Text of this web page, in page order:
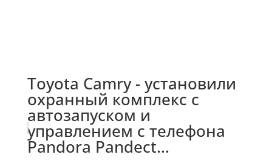
Toyota Camry - установили
охранный комплекс с
автозапуском и
управлением с телефона
Pandora Pandect...